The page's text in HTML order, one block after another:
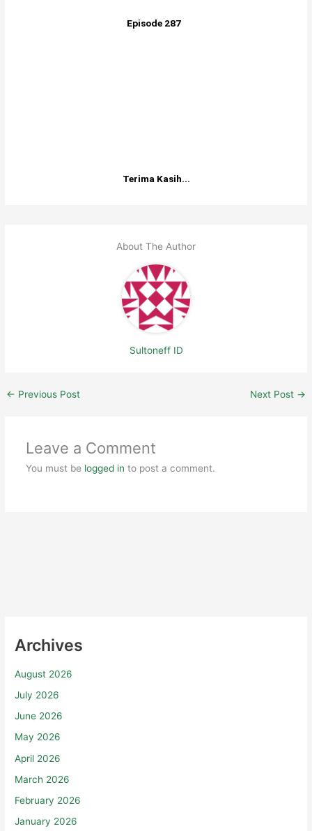
Archives
August 2026
July 2026
June 2026
May 2026
April 2026
March 2026
February 2026
January 2026
Episode 287
Terima Kasih...
About The Author
Sultoneff ID
← Previous Post Next Post →
Leave a Comment
You must be logged in to post a comment.